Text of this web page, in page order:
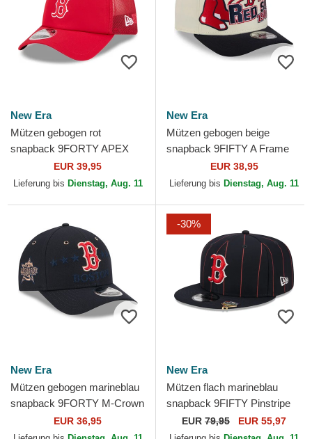
New Era
Mützen gebogen rot
snapback 9FORTY APEX
BP der Boston Red Sox MLB
von New Era
EUR 39,95
Lieferung bis Dienstag, Aug. 11
New Era
Mützen gebogen beige
snapback 9FIFTY A Frame
Classic der Boston Red Sox
MLB von New Era
EUR 38,95
Lieferung bis Dienstag, Aug. 11
New Era
Mützen gebogen marineblau
snapback 9FORTY M-Crown
All Star Game der Boston
Red Sox MLB von New Era
EUR 36,95
-30%
New Era
Mützen flach marineblau
snapback 9FIFTY Pinstripe
Visor Clip der Boston Red
Sox MLB von New Era
EUR 79,95 EUR 55,97